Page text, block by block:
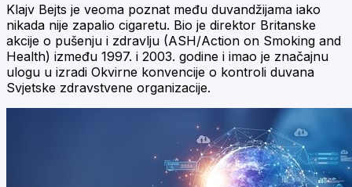
Klajv Bejts je veoma poznat među duvandžijama iako
nikada nije zapalio cigaretu. Bio je direktor Britanske
akcije o pušenju i zdravlju (ASH/Action on Smoking and
Health) između 1997. i 2003. godine i imao je značajnu
ulogu u izradi Okvirne konvencije o kontroli duvana
Svjetske zdravstvene organizacije.